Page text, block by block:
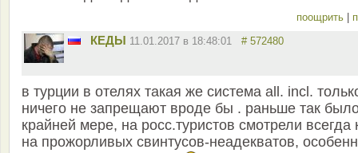
поощрить
КЕДЫ 11.01.2017 в 18:48:01 # 572480
в турции в отелях такая же система all. incl.
ничего не запрещают вроде бы . раньше так
крайней мере, на росс.туристов смотрели всегда
на прожорливых свинтусов-неадекватов,